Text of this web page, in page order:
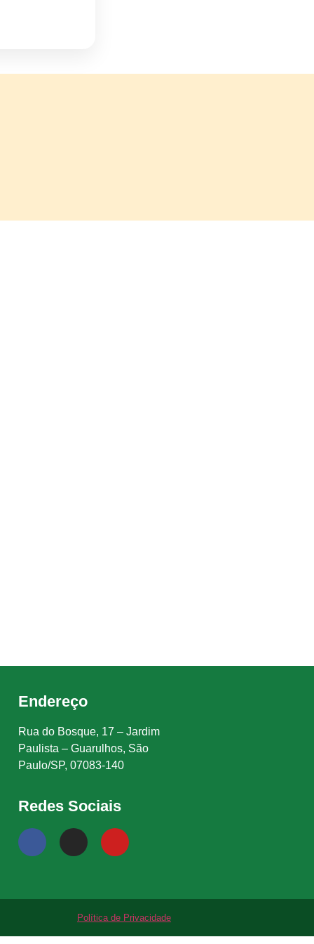
Endereço
Rua do Bosque, 17 – Jardim
Paulista – Guarulhos, São
Paulo/SP, 07083-140
Redes Sociais
Política de Privacidade